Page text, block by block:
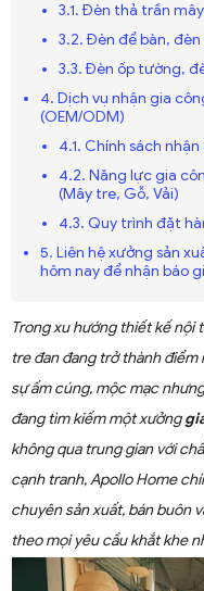
3.1. Đèn thả trần
3.2. Đèn để bàn,
3.3. Đèn ốp tường,
4. Dịch vụ nhận gia
(OEM/ODM)
4.1. Chính sách
4.2. Năng lực gia
(Mây tre, Gỗ, Vải)
4.3. Quy trình đặt
5. Liên hệ xưởng sản
hôm nay để nhận báo
Trong xu hướng thiết kế nội
tre đan đang trở thành điểm
sự ấm cúng, mộc mạc
đang tìm kiếm một xưởng
không qua trung gian với
cạnh tranh, Apollo Home
chuyên sản xuất, bán buôn
theo mọi yêu cầu khắt khe